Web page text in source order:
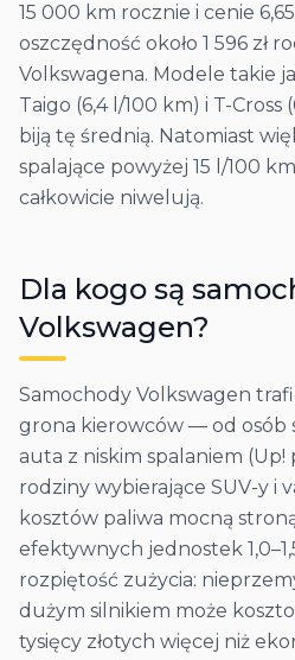
15 000 km rocznie i cenie
oszczędność około 1 596 zł
Volkswagena. Modele takie
Taigo (6,4 l/100 km) i T-Cross
biją tę średnią. Natomiast
spalające powyżej 15 l/100
całkowicie niwelują.
Dla kogo są
Volkswagen?
Samochody Volkswagen
grona kierowców — od osób
auta z niskim spalaniem (Up!
rodziny wybierające SUV-y i
kosztów paliwa mocną
efektywnych jednostek
rozpiętość zużycia:
dużym silnikiem może
tysięcy złotych więcej niż